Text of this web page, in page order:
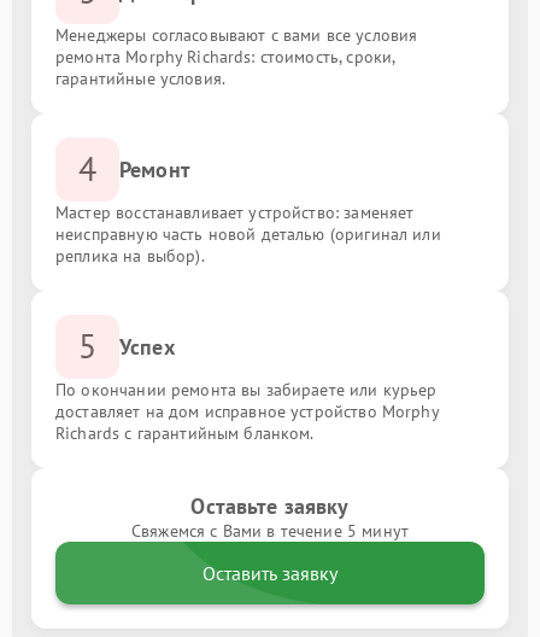
Менеджеры согласовывают с вами все условия
ремонта Morphy Richards: стоимость, сроки,
гарантийные условия.
4 Ремонт
Мастер восстанавливает устройство: заменяет
неисправную часть новой деталью (оригинал или
реплика на выбор).
5 Успех
По окончании ремонта вы забираете или курьер
доставляет на дом исправное устройство Morphy
Richards с гарантийным бланком.
Оставьте заявку
Свяжемся с Вами в течение 5 минут
Оставить заявку